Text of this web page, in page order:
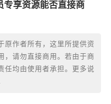
专享资源能否直接商
原作者所有，这里所提供资
，请勿直接商用。若由于商
任均由使用者承担。更多说